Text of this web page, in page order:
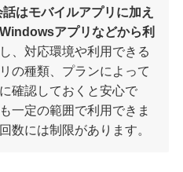
はモバイルアプリに加え
アプリなどから利
、対応環境や利用できる
の種類、プランによって
確認しておくと安心で
一定の範囲で利用できま
数には制限があります。